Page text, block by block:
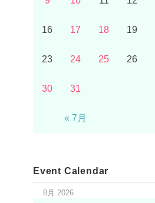
16 17 18 19
23 24 25 26
30 31
« 7月
Event Calendar
8月 2026